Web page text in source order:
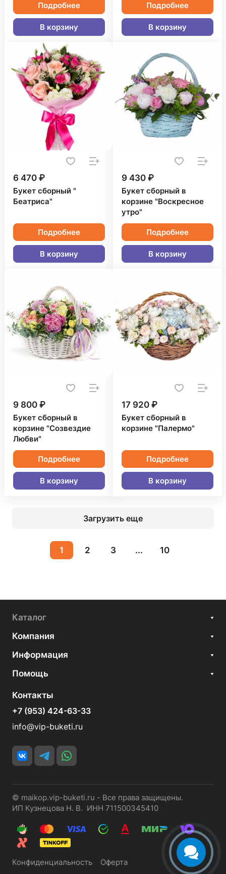
Подробнее
В корзину
Подробнее
В корзину
6 470 ₽
Букет сборный "
Беатриса"
Подробнее
В корзину
9 430 ₽
Букет сборный в
корзине "Воскресное
утро"
Подробнее
В корзину
9 800 ₽
Букет сборный в
корзине "Созвездие
Любви"
Подробнее
В корзину
17 920 ₽
Букет сборный в
корзине "Палермо"
Подробнее
В корзину
Загрузить еще
1 2 3 ... 10
Каталог
Компания
Информация
Помощь
Контакты
+7 (953) 424-63-33
info@vip-buketi.ru
© maikop.vip-buketi.ru - Все права защищены.
ИП Кузнецова Н. В. ИНН 711500345410
Конфиденциальность Оферта